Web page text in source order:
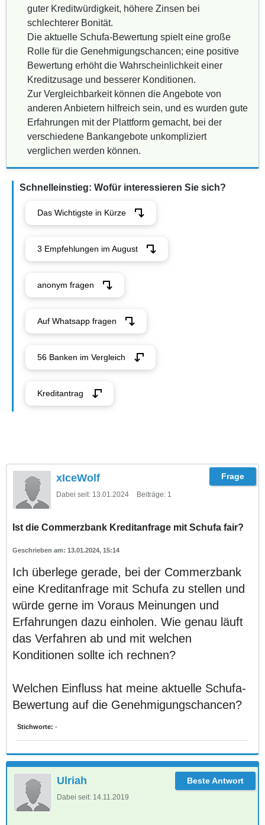
guter Kreditwürdigkeit, höhere Zinsen bei
schlechterer Bonität.
Die aktuelle Schufa-Bewertung spielt eine große
Rolle für die Genehmigungschancen; eine positive
Bewertung erhöht die Wahrscheinlichkeit einer
Kreditzusage und besserer Konditionen.
Zur Vergleichbarkeit können die Angebote von
anderen Anbietern hilfreich sein, und es wurden gute
Erfahrungen mit der Plattform gemacht, bei der
verschiedene Bankangebote unkompliziert
verglichen werden können.
Schnelleinstieg: Wofür interessieren Sie sich?
Das Wichtigste in Kürze
3 Empfehlungen im August
anonym fragen
Auf Whatsapp fragen
56 Banken im Vergleich
Kreditantrag
xIceWolf
Dabei seit: 13.01.2024 Beiträge: 1
Ist die Commerzbank Kreditanfrage mit Schufa fair?
13.01.2024, 15:14
Ich überlege gerade, bei der Commerzbank
eine Kreditanfrage mit Schufa zu stellen und
würde gerne im Voraus Meinungen und
Erfahrungen dazu einholen. Wie genau läuft
das Verfahren ab und mit welchen
Konditionen sollte ich rechnen?
Welchen Einfluss hat meine aktuelle Schufa-
Bewertung auf die Genehmigungschancen?
Stichworte: -
Ulriah
Dabei seit: 14.11.2019